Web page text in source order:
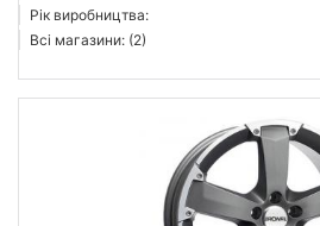
Рік виробництва:
Всі магазини: (2)
Flow Forming